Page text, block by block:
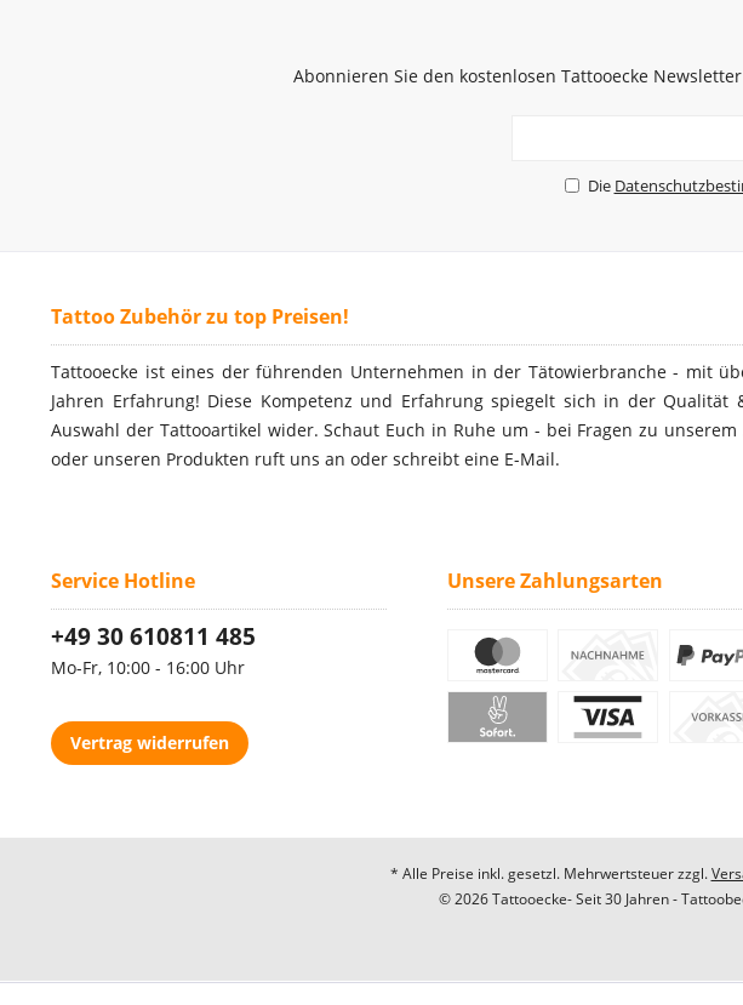
Abonnieren Sie den kostenlosen Tattooecke
Die
Tattoo Zubehör zu top Preisen!
Tattooecke ist eines der führenden Unternehmen in der Tätowierbranche - mit
Jahren Erfahrung! Diese Kompetenz und Erfahrung spiegelt sich in der Qualität
Auswahl der Tattooartikel wider. Schaut Euch in Ruhe um - bei Fragen zu unserem
oder unseren Produkten ruft uns an oder schreibt eine E-Mail.
Service Hotline
+49 30 610811 485
Mo-Fr, 10:00 - 16:00 Uhr
Vertrag widerrufen
Unsere Zahlungsarten
* Alle Preise inkl. gesetzl. Mehrwertsteuer zzgl.
© 2026 Tattooecke- Seit 30 Jahren -